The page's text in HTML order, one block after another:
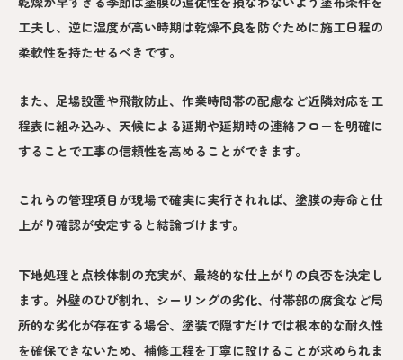
工夫し、逆に湿度が高い時期は乾燥不良を防ぐために施工日程の
柔軟性を持たせるべきです。
また、足場設置や飛散防止、作業時間帯の配慮など近隣対応を工
程表に組み込み、天候による延期や延期時の連絡フローを明確に
することで工事の信頼性を高めることができます。
これらの管理項目が現場で確実に実行されれば、塗膜の寿命と仕
上がり確認が安定すると結論づけます。
下地処理と点検体制の充実が、最終的な仕上がりの良否を決定し
ます。外壁のひび割れ、シーリングの劣化、付帯部の腐食など局
所的な劣化が存在する場合、塗装で隠すだけでは根本的な耐久性
を確保できないため、補修工程を丁寧に設けることが求められま